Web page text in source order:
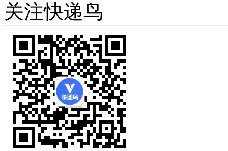
关注快递鸟